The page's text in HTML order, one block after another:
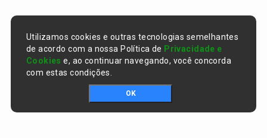
Utilizamos cookies e outras tecnologias semelhantes
de acordo com a nossa Política de Privacidade e
Cookies e, ao continuar navegando, você concorda
com estas condições.
OK